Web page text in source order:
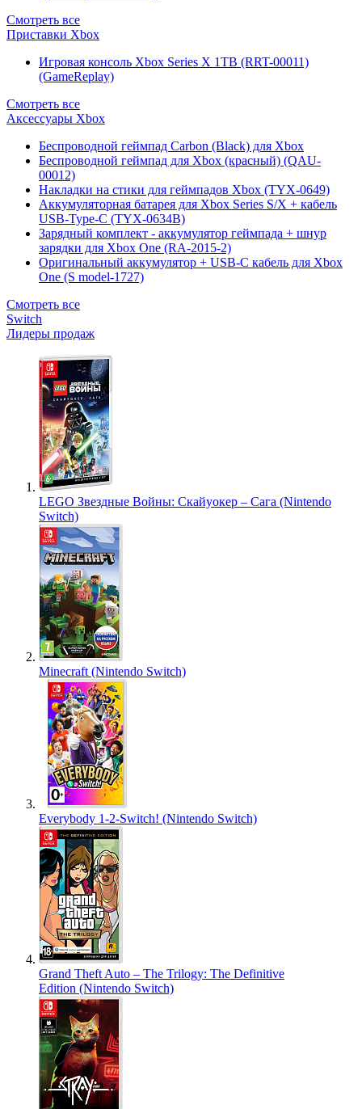
Смотреть все
Приставки Xbox
Игровая консоль Xbox Series X 1TB (RRT-00011)
(GameReplay)
Смотреть все
Аксессуары Xbox
Беспроводной геймпад Carbon (Black) для Xbox
Беспроводной геймпад для Xbox (красный) (QAU-
00012)
Накладки на стики для геймпадов Xbox (TYX-0649)
Аккумуляторная батарея для Xbox Series S/X + кабель
USB-Type-C (TYX-0634B)
Зарядный комплект - аккумулятор геймпада + шнур
зарядки для Xbox One (RA-2015-2)
Оригинальный аккумулятор + USB-C кабель для Xbox
One (S model-1727)
Смотреть все
Switch
Лидеры продаж
LEGO Звездные Войны: Скайуокер – Сага (Nintendo
Switch)
Minecraft (Nintendo Switch)
Everybody 1-2-Switch! (Nintendo Switch)
Grand Theft Auto – The Trilogy: The Definitive
Edition (Nintendo Switch)